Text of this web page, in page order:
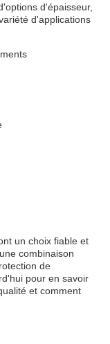
d'épaisseur,
d'applications
un choix fiable et
combinaison
de
pour en savoir
et comment